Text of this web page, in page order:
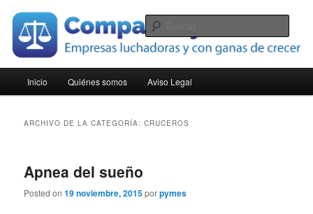
contenido
principal
contenido
secundario
Compara Pymes
principal
Inicio Quiénes somos Aviso Legal
ARCHIVO DE LA CATEGORÍA:CRUCEROS
Apnea del sueño
Posted on19 noviembre, 2015porpymes